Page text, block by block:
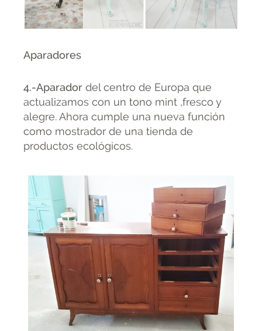
Aparadores
4.-Aparador del centro de Europa que
actualizamos con un tono mint ,fresco y
alegre. Ahora cumple una nueva función
como mostrador de una tienda de
productos ecológicos.